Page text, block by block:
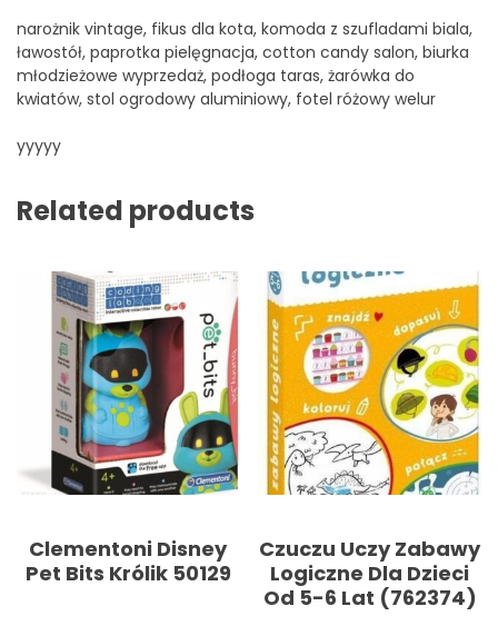
narożnik vintage, fikus dla kota, komoda z szufladami biala,
ławostół, paprotka pielęgnacja, cotton candy salon, biurka
młodzieżowe wyprzedaż, podłoga taras, żarówka do
kwiatów, stol ogrodowy aluminiowy, fotel różowy welur
yyyyy
Related products
Clementoni Disney
Pet Bits Królik 50129
Czuczu Uczy Zabawy
Logiczne Dla Dzieci
Od 5-6 Lat (762374)